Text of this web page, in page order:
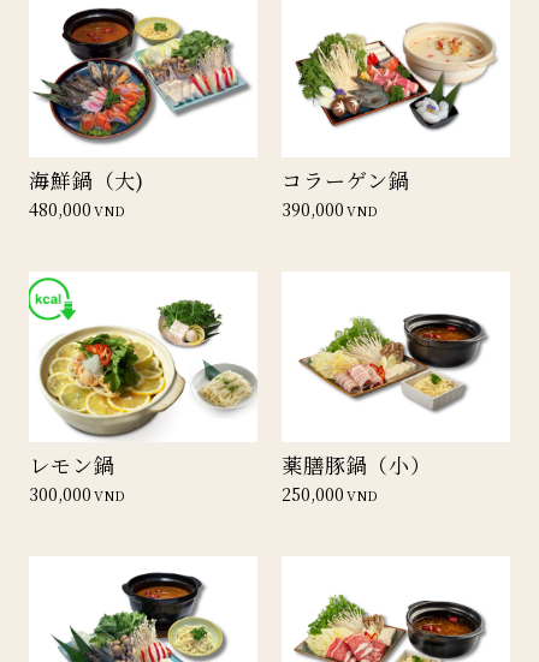
海鮮鍋（大)
480,000VND
コラーゲン鍋
390,000VND
レモン鍋
300,000VND
薬膳豚鍋（小）
250,000VND